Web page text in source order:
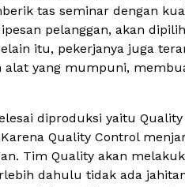
tas seminar dengan
pelanggan, akan
itu, pekerjanya juga
alat yang mumpuni,
diproduksi yaitu
Quality Control
Tim Quality akan
dahulu tidak ada